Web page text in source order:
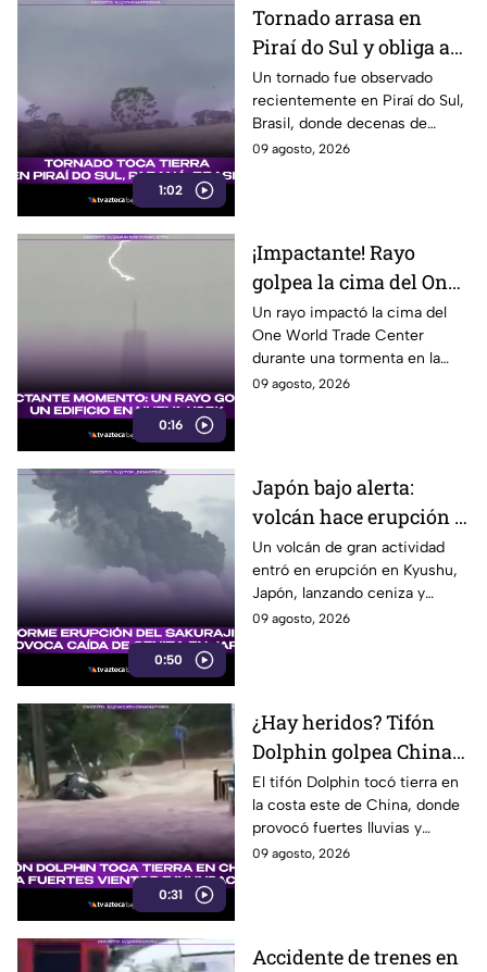
1:02
Tornado arrasa en
Piraí do Sul y obliga a
familias a abandonar
sus hogares
Un tornado fue observado
recientemente en Piraí do Sul,
Brasil, donde decenas de
viviendas resultaron afectadas
09 agosto, 2026
0:16
¡Impactante! Rayo
golpea la cima del One
World Trade Center en
Nueva York
Un rayo impactó la cima del
One World Trade Center
durante una tormenta en la
costa este de Estados Unidos,
09 agosto, 2026
0:50
Japón bajo alerta:
volcán hace erupción y
lanza ceniza a más de 2
mil metros
Un volcán de gran actividad
entró en erupción en Kyushu,
Japón, lanzando ceniza y
material volcánico a más de 2
09 agosto, 2026
0:31
¿Hay heridos? Tifón
Dolphin golpea China
con fuertes vientos y
lluvias
El tifón Dolphin tocó tierra en
la costa este de China, donde
provocó fuertes lluvias y
vientos, además de alertas por
09 agosto, 2026
Accidente de trenes en